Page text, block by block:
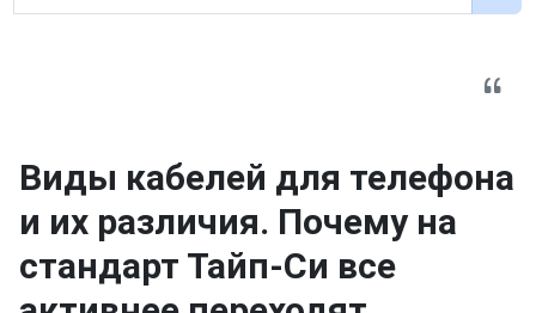
Виды кабелей для телефона
и их различия. Почему на
стандарт Тайп-Си все